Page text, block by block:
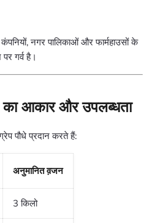
कंपनियों, नगर पालिकाओं और फार्महाउसों के
गर्व है।
का आकार और उपलब्धता
पौधे प्रदान करते हैं:
अनुमानित व़जन
3 किलो